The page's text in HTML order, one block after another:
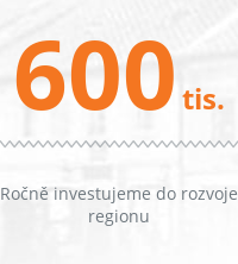
600 tis.
Ročně investujeme do rozvoje
regionu